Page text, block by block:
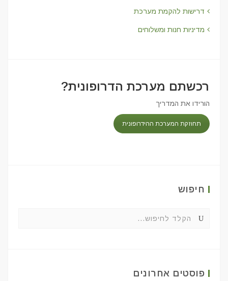
דרישות להקמת מערכת
מדיניות חנות ומשלוחים
רכשתם מערכת הדרופונית?
הורידו את המדריך
תחוזקת המערכת ההידרופונית
חיפוש
פוסטים אחרונים